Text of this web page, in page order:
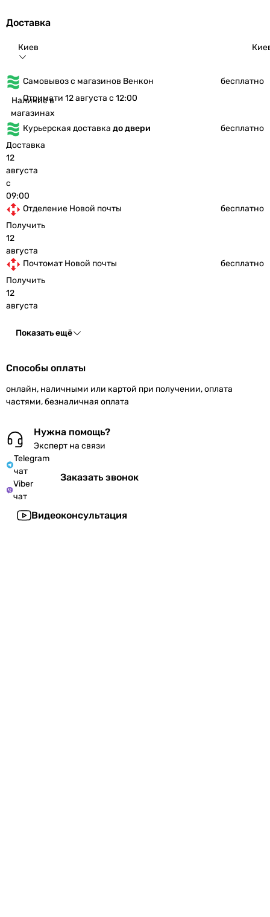
Доставка
Киев
Самовывоз с магазинов Венкон
бесплатно
Наличие в
магазинах
Отримати 12 августа с 12:00
Курьерская доставка до двери
бесплатно
Доставка
12
августа
с
09:00
Отделение Новой почты
бесплатно
Получить
12
августа
Почтомат Новой почты
бесплатно
Получить
12
августа
Показать ещё
Способы оплаты
онлайн, наличными или картой при получении, оплата
частями, безналичная оплата
Нужна помощь?
Эксперт на связи
Telegram
чат
Viber
чат
Заказать звонок
Видеоконсультация